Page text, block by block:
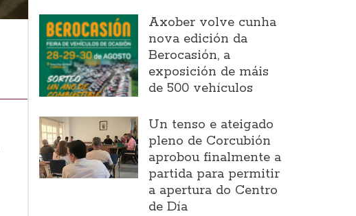
Axober volve cunha
nova edición da
Berocasión, a
exposición de máis
de 500 vehículos
Un tenso e ateigado
pleno de Corcubión
aprobou finalmente a
partida para permitir
a apertura do Centro
de Día